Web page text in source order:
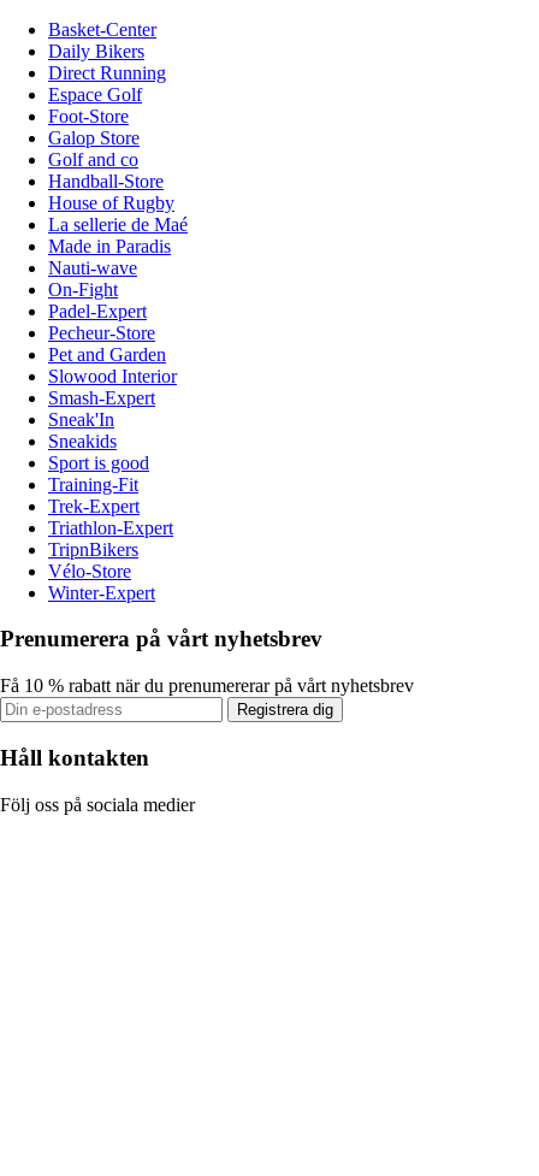
Basket-Center
Daily Bikers
Direct Running
Espace Golf
Foot-Store
Galop Store
Golf and co
Handball-Store
House of Rugby
La sellerie de Maé
Made in Paradis
Nauti-wave
On-Fight
Padel-Expert
Pecheur-Store
Pet and Garden
Slowood Interior
Smash-Expert
Sneak'In
Sneakids
Sport is good
Training-Fit
Trek-Expert
Triathlon-Expert
TripnBikers
Vélo-Store
Winter-Expert
Prenumerera på vårt nyhetsbrev
Få 10 % rabatt när du prenumererar på vårt nyhetsbrev
Registrera dig
Håll kontakten
Följ oss på sociala medier